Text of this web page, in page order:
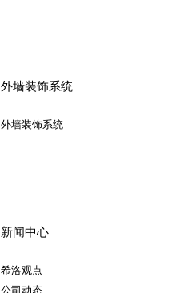
外墙装饰系统
外墙装饰系统
新闻中心
希洛观点
公司动态